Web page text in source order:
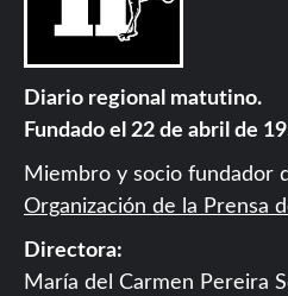
Diario regional matutino.
Fundado el 22 de abril de
Miembro y socio fundador
Organización de la Prensa
Directora:
María del Carmen Pereira